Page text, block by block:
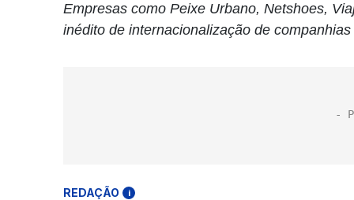
Empresas como Peixe Urbano, Netshoes,
inédito de internacionalização de
REDAÇÃO i